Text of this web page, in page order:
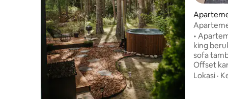
dengan
•
king
sofa
Offset
-55 m2 •
Lokasi ·